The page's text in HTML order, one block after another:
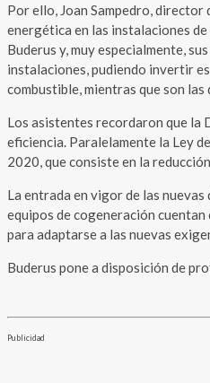
Por ello, Joan Sampedro,
energética en las instalaciones
Buderus y, muy especialmente,
instalaciones, pudiendo invertir
combustible, mientras que son
Los asistentes recordaron que la
eficiencia. Paralelamente la Ley
2020, que consiste en la
La entrada en vigor de las
equipos de cogeneración
para adaptarse a las nuevas
Buderus pone a disposición de
Publicidad